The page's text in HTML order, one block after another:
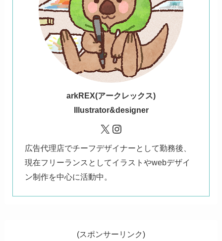
arkREX(アークレックス)
Illustrator&designer
X Instagram
広告代理店でチーフデザイナーとして勤務後、
現在フリーランスとしてイラストやwebデザイ
ン制作を中心に活動中。
(スポンサーリンク)